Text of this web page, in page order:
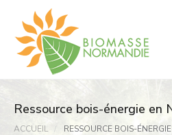
contenu
Ressource bois-énergie en
ACCUEIL RESSOURCE BOIS-